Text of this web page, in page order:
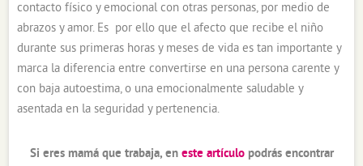
contacto físico y emocional con otras personas, por medio de
abrazos y amor. Es por ello que el afecto que recibe el niño
durante sus primeras horas y meses de vida es tan importante y
marca la diferencia entre convertirse en una persona carente y
con baja autoestima, o una emocionalmente saludable y
asentada en la seguridad y pertenencia.
Si eres mamá que trabaja, en este artículopodrás encontrar